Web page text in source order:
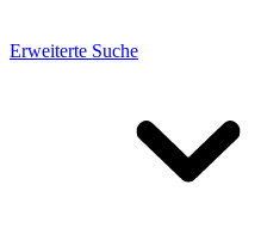
Erweiterte Suche